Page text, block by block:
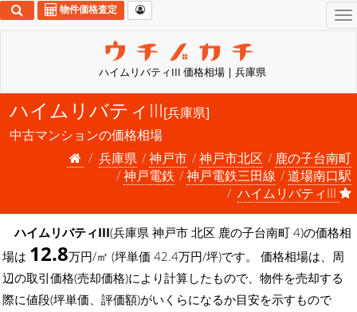
ハイムリバティIII 価格相場 | 兵庫県
物件価格査定
ハイムリバティIII[兵庫県]
中古マンションの価格相場
兵庫県
神戸市 神戸市北区
鹿の子台南町
神戸電鉄
神戸電鉄三田線
道場南口駅
ハイムリバティIII
ハイムリバティIII(兵庫県 神戸市 北区 鹿の子台南町 4)の価格相
場は 12.8万円/㎡ (坪単価 42.4万円/坪)です。 価格相場は、周
辺の取引価格(売却価格)により計算したもので、物件を売却する
際に値段(坪単価、評価額)がいくらになるか目安を示すもので